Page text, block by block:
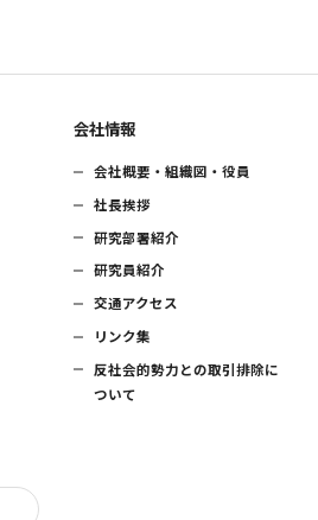
会社情報
会社概要・組織図・役員
社長挨拶
研究部署紹介
研究員紹介
交通アクセス
リンク集
反社会的勢力との取引排除に
ついて